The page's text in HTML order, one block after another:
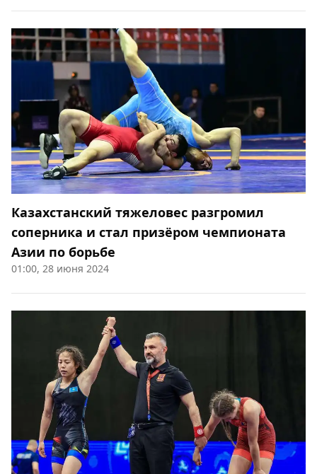
Казахстанский тяжеловес разгромил
соперника и стал призёром чемпионата
Азии по борьбе
01:00, 28 июня 2024